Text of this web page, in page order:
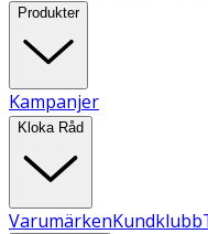
Produkter
Kampanjer
Kloka Råd
VarumärkenKundklubb